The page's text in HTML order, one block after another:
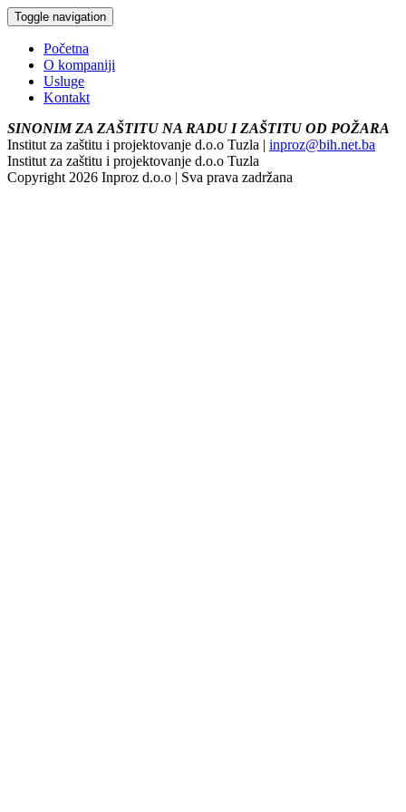
Toggle navigation
Početna
O kompaniji
Usluge
Kontakt
SINONIM ZA ZAŠTITU NA RADU I ZAŠTITU OD POŽARA
Institut za zaštitu i projektovanje d.o.o Tuzla | inproz@bih.net.ba
Institut za zaštitu i projektovanje d.o.o Tuzla
Copyright 2026 Inproz d.o.o | Sva prava zadržana